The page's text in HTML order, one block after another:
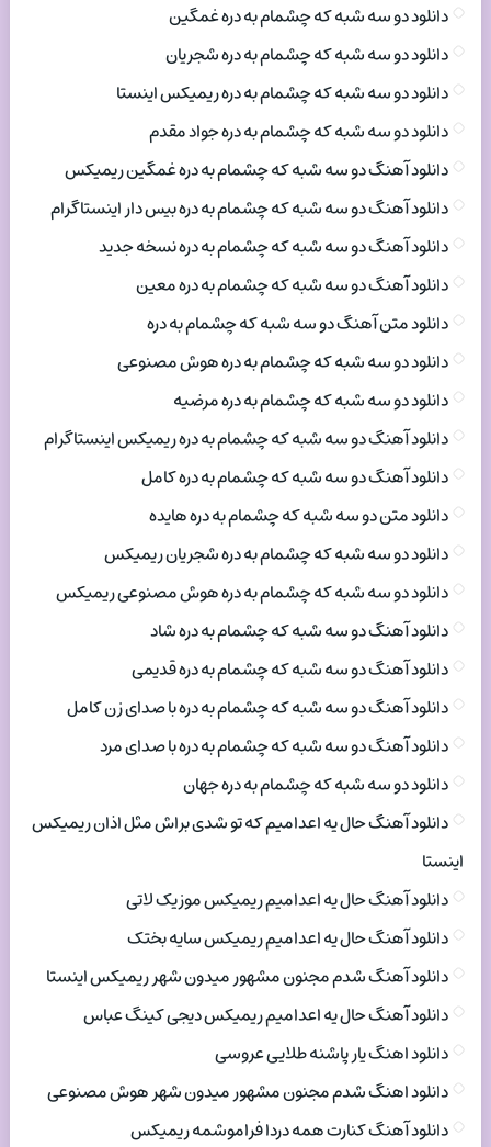
دانلود دو سه شبه که چشمام به دره غمگین
دانلود دو سه شبه که چشمام به دره شجریان
دانلود دو سه شبه که چشمام به دره ریمیکس اینستا
دانلود دو سه شبه که چشمام به دره جواد مقدم
دانلود آهنگ دو سه شبه که چشمام به دره غمگین ریمیکس
دانلود آهنگ دو سه شبه که چشمام به دره بیس دار اینستاگرام
دانلود آهنگ دو سه شبه که چشمام به دره نسخه جدید
دانلود آهنگ دو سه شبه که چشمام به دره معین
دانلود متن آهنگ دو سه شبه که چشمام به دره
دانلود دو سه شبه که چشمام به دره هوش مصنوعی
دانلود دو سه شبه که چشمام به دره مرضیه
دانلود آهنگ دو سه شبه که چشمام به دره ریمیکس اینستاگرام
دانلود آهنگ دو سه شبه که چشمام به دره کامل
دانلود متن دو سه شبه که چشمام به دره هایده
دانلود دو سه شبه که چشمام به دره شجریان ریمیکس
دانلود دو سه شبه که چشمام به دره هوش مصنوعی ریمیکس
دانلود آهنگ دو سه شبه که چشمام به دره شاد
دانلود آهنگ دو سه شبه که چشمام به دره قدیمی
دانلود آهنگ دو سه شبه که چشمام به دره با صدای زن کامل
دانلود آهنگ دو سه شبه که چشمام به دره با صدای مرد
دانلود دو سه شبه که چشمام به دره جهان
دانلود آهنگ حال یه اعدامیم که تو شدی براش مثل اذان ریمیکس
اینستا
دانلود آهنگ حال یه اعدامیم ریمیکس موزیک لاتی
دانلود آهنگ حال یه اعدامیم ریمیکس سایه بختک
دانلود آهنگ شدم مجنون مشهور میدون شهر ریمیکس اینستا
دانلود آهنگ حال یه اعدامیم ریمیکس دیجی کینگ عباس
دانلود اهنگ یار پاشنه طلایی عروسی
دانلود اهنگ شدم مجنون مشهور میدون شهر هوش مصنوعی
دانلود آهنگ کنارت همه دردا فراموشمه ریمیکس